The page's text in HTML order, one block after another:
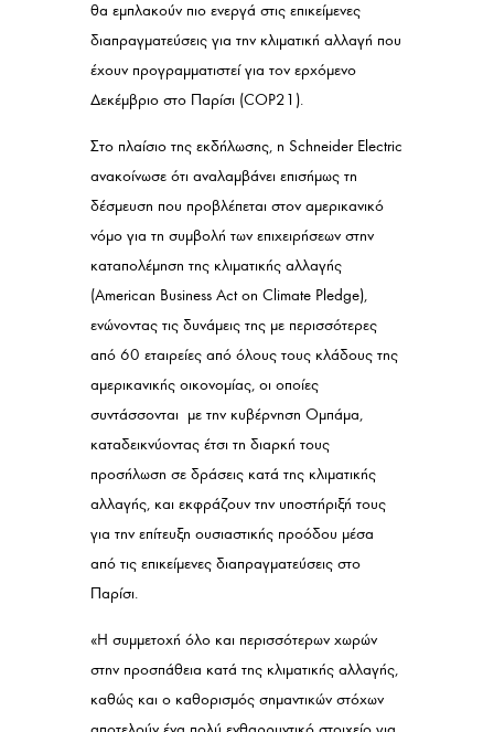
θα εμπλακούν πιο ενεργά στις επικείμενες
διαπραγματεύσεις για την κλιματική αλλαγή που
έχουν προγραμματιστεί για τον ερχόμενο
Δεκέμβριο στο Παρίσι (COP21).
Στο πλαίσιο της εκδήλωσης, η Schneider Electric
ανακοίνωσε ότι αναλαμβάνει επισήμως τη
δέσμευση που προβλέπεται στον αμερικανικό
νόμο για τη συμβολή των επιχειρήσεων στην
καταπολέμηση της κλιματικής αλλαγής
(American Business Act on Climate Pledge),
ενώνοντας τις δυνάμεις της με περισσότερες
από 60 εταιρείες από όλους τους κλάδους της
αμερικανικής οικονομίας, οι οποίες
συντάσσονται με την κυβέρνηση Ομπάμα,
καταδεικνύοντας έτσι τη διαρκή τους
προσήλωση σε δράσεις κατά της κλιματικής
αλλαγής, και εκφράζουν την υποστήριξή τους
για την επίτευξη ουσιαστικής προόδου μέσα
από τις επικείμενες διαπραγματεύσεις στο
Παρίσι.
«Η συμμετοχή όλο και περισσότερων χωρών
στην προσπάθεια κατά της κλιματικής αλλαγής,
καθώς και ο καθορισμός σημαντικών στόχων